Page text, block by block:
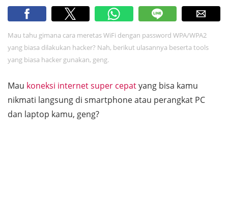
Mau tahu gimana cara meretas WiFi dengan password WPA/WPA2
yang biasa dilakukan hacker? Nah, berikut ulasannya beserta tools
yang biasa hacker gunakan, geng.
Mau koneksi internet super cepatyang bisa kamu
nikmati langsung di smartphoneatau perangkat PC
dan laptop kamu, geng?